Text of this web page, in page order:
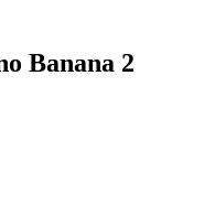
Banana 2